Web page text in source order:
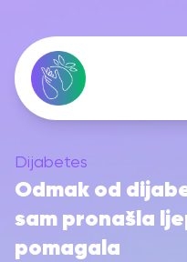
Dijabetes
Odmak od
sam pronašla
pomagala